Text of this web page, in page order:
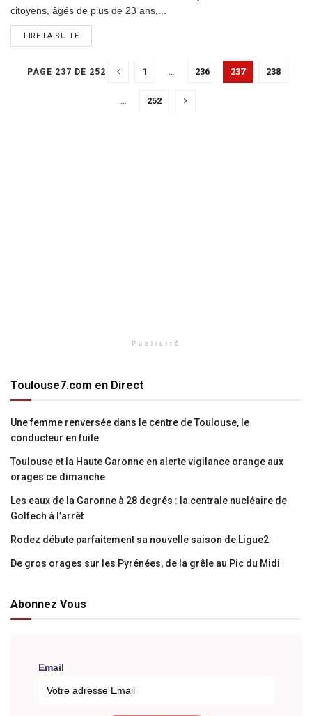
citoyens, âgés de plus de 23 ans,...
LIRE LA SUITEDETAILS
PAGE 237 DE 252 1 236 237 238
252
Publicité
Toulouse7.com en Direct
Une femme renversée dans le centre de Toulouse, le
conducteur en fuite
Toulouse et la Haute Garonne en alerte vigilance orange aux
orages ce dimanche
Les eaux de la Garonne à 28 degrés : la centrale nucléaire de
Golfech à l’arrêt
Rodez débute parfaitement sa nouvelle saison de Ligue2
De gros orages sur les Pyrénées, de la grêle au Pic du Midi
Abonnez Vous
Email